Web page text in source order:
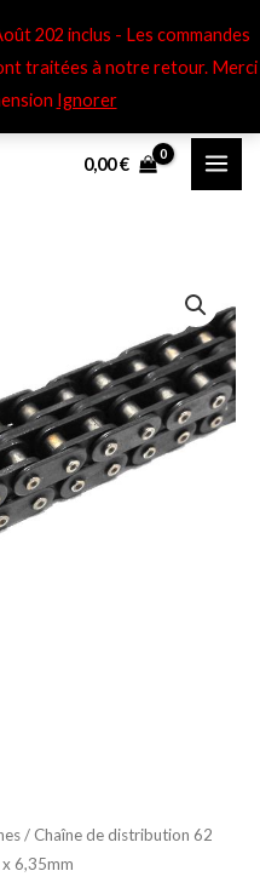
202 inclus - Les commandes
traitées à notre retour​. Merci
Ignorer
0,00€
/ Chaîne de distribution 62
6,35mm